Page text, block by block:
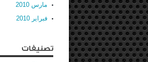
مارس 2010
فبراير 2010
تصنيفات